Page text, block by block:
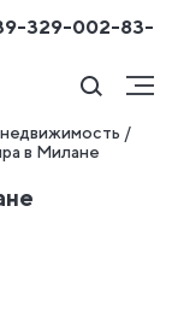
329-002-83-
/
в Милане